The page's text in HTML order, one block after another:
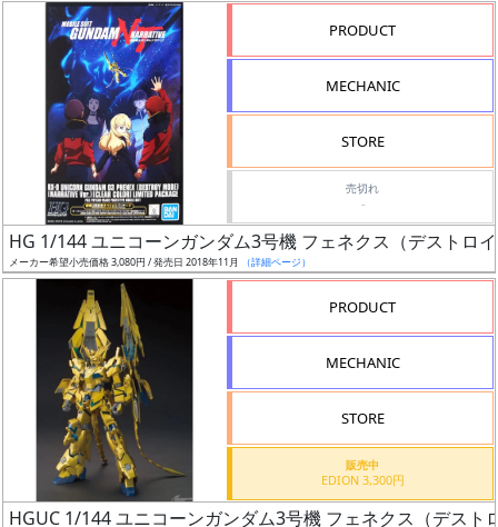
グ
レ
ル
PRODUCT
MECHANIC
STORE
売切れ
-
HG 1/144 ユニコーンガンダム3号機 フェネクス（デストロ
メーカー希望小売価格 3,080円 / 発売日 2018年11月 （詳細ページ）
PRODUCT
MECHANIC
STORE
販売中
EDION 3,300円
HGUC 1/144 ユニコーンガンダム3号機 フェネクス（デスト